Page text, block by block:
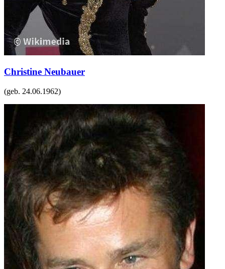
Christine Neubauer
(geb. 24.06.1962)